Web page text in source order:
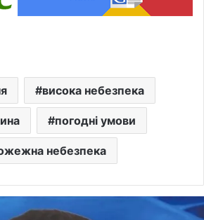
висока небезпека
погодні умови
небезпека